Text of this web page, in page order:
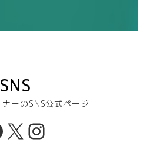
SNS
ーのSNS公式ページ
X Instagram